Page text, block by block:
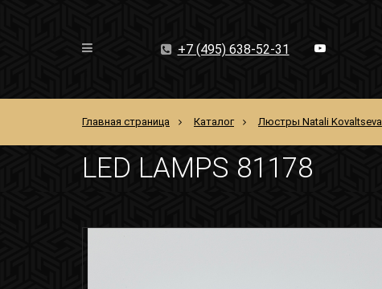
+7 (495) 638-52-31
Главная страница Каталог Люстры Natali Kovaltseva
LED LAMPS 81178